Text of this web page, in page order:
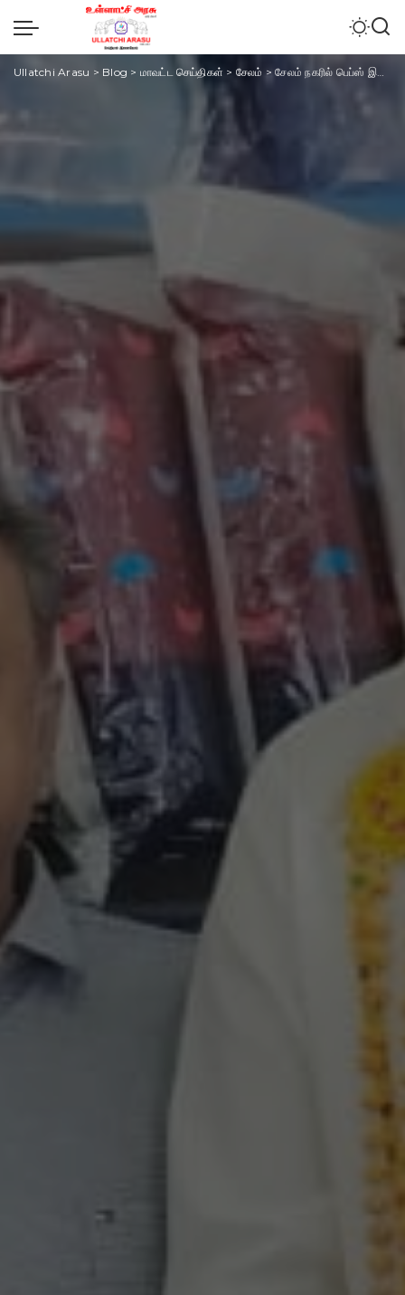
Ullatchi Arasu > Blog > மாவட்ட செய்திகள் > சேலம் >சேலம் நகரில் பெப்ஸ் இண்டஸ்ட்ரீஸ் இரண்டு புதிய “கிரேட் ஸ்லீப் ஸ்டோர்ஸ்” – தொடக்கம்